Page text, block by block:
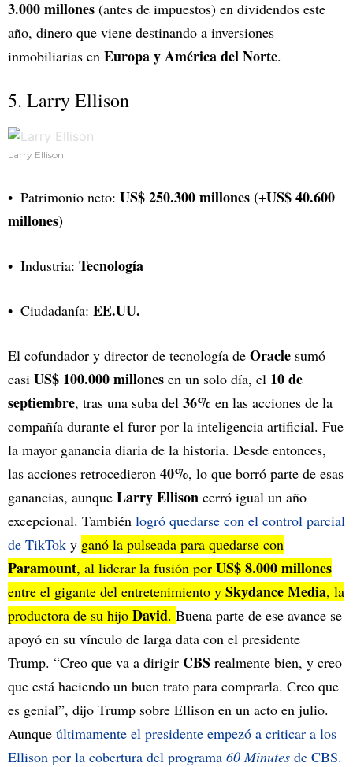
3.000 millones (antes de impuestos) en dividendos este
año, dinero que viene destinando a inversiones
inmobiliarias en Europa y América del Norte.
5. Larry Ellison
Larry Ellison
Patrimonio neto: US$ 250.300 millones (+US$ 40.600
millones)
Industria: Tecnología
Ciudadanía: EE.UU.
El cofundador y director de tecnología de Oracle sumó
casi US$ 100.000 millones en un solo día, el 10 de
septiembre, tras una suba del 36% en las acciones de la
compañía durante el furor por la inteligencia artificial. Fue
la mayor ganancia diaria de la historia. Desde entonces,
las acciones retrocedieron 40%, lo que borró parte de esas
ganancias, aunque Larry Ellison cerró igual un año
excepcional. También logró quedarse con el control parcial
de TikTok y ganó la pulseada para quedarse con
Paramount, al liderar la fusión por US$ 8.000 millones
entre el gigante del entretenimiento y Skydance Media, la
productora de su hijo David. Buena parte de ese avance se
apoyó en su vínculo de larga data con el presidente
Trump. “Creo que va a dirigir CBS realmente bien, y creo
que está haciendo un buen trato para comprarla. Creo que
es genial”, dijo Trump sobre Ellison en un acto en julio.
Aunque últimamente el presidente empezó a criticar a los
Ellison por la cobertura del programa 60 Minutes de CBS.